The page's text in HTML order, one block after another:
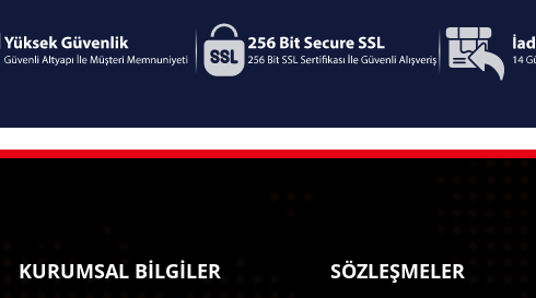
KURUMSAL BİLGİLER SÖZLEŞMELER